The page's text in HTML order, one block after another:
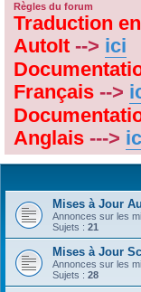
Règles du forum
Traduction
AutoIt --> ici
Français -->
Anglais --->
Mises à Jour
Annonces sur les
Sujets : 21
Mises à Jour
Annonces sur les
Sujets : 28